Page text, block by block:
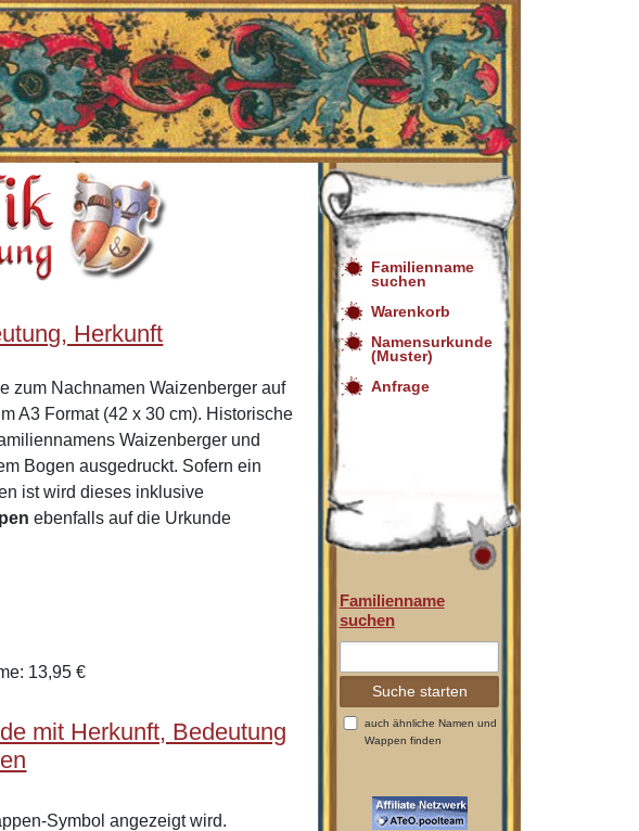
Herkunft
zum Nachnamen Waizenberger auf
A3 Format (42 x 30 cm). Historische
Waizenberger und
Bogen ausgedruckt. Sofern ein
ist wird dieses inklusive
ebenfalls auf die Urkunde
13,95 €
mit Herkunft, Bedeutung
Symbol angezeigt wird.
Familienname
suchen
Warenkorb
Namensurkunde
(Muster)
Anfrage
Familienname
suchen
auch ähnliche Namen und
Wappen finden